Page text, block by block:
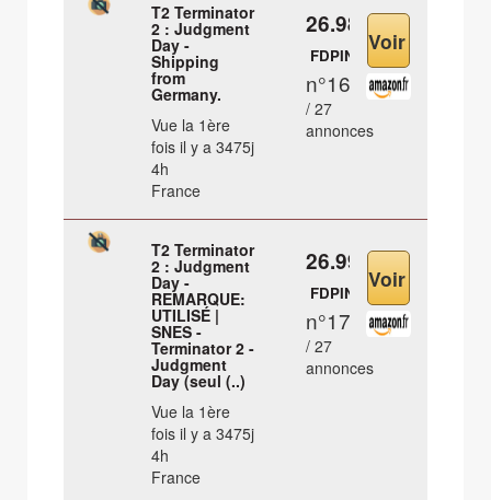
T2 Terminator
2 : Judgment
Day -
Shipping
from
Germany.
Vue la 1ère
fois il y a 3475j
4h
France
26.98 €
FDPIN
n°16
/ 27
annonces
T2 Terminator
2 : Judgment
Day -
REMARQUE:
UTILISÉ |
SNES -
Terminator 2 -
Judgment
Day (seul (..)
Vue la 1ère
fois il y a 3475j
4h
France
26.99 €
FDPIN
n°17
/ 27
annonces